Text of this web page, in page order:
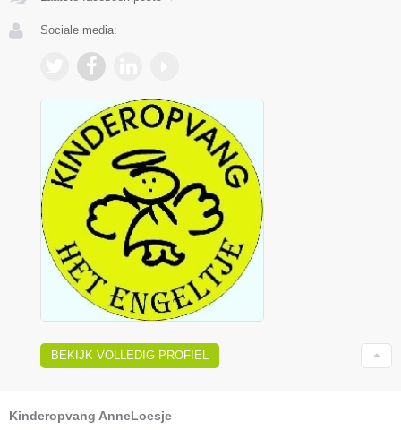
Sociale media:
BEKIJK VOLLEDIG PROFIEL
Kinderopvang AnneLoesje